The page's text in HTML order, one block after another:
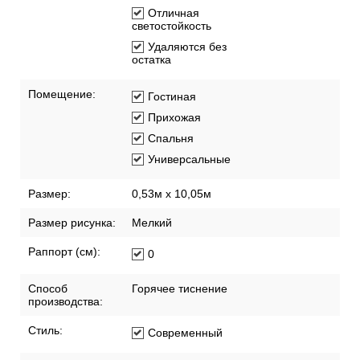
Отличная
светостойкость
Удаляются без
остатка
Помещение:
Гостиная
Прихожая
Спальня
Универсальные
Размер: 0,53м x 10,05м
Размер рисунка: Мелкий
Раппорт (см): 0
Способ
производства:
Горячее тиснение
Стиль: Современный